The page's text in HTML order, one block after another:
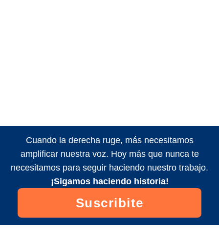
Cuando la derecha ruge, más necesitamos
amplificar nuestra voz. Hoy más que nunca te
necesitamos para seguir haciendo nuestro trabajo.
¡Sigamos haciendo historia!
Suscribite